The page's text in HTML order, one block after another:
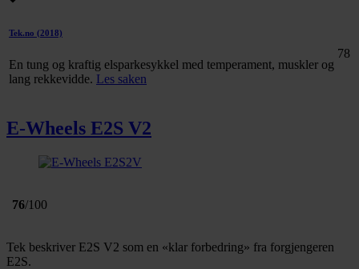
Tek.no (2018)
En tung og kraftig elsparkesykkel med temperament, muskler og
lang rekkevidde. Les saken
78
E-Wheels E2S V2
76/100
Tek beskriver E2S V2 som en «klar forbedring» fra forgjengeren
E2S.